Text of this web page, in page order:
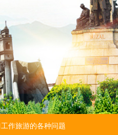
作旅游的各种问题